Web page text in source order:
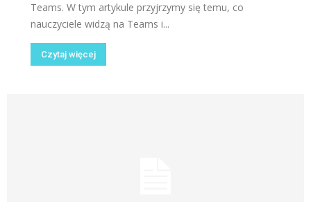
Teams. W tym artykule przyjrzymy się temu, co
nauczyciele widzą na Teams i...
Czytaj więcej